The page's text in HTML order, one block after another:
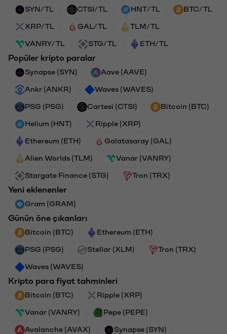
SYN/TL CTSI/TL HNT/TL BTC/TL
XRP/TL GAL/TL TLM/TL
VANRY/TL STG/TL ETH/TL
Popüler kripto paralar
Synapse (SYN) Aave (AAVE)
Ankr (ANKR) Waves (WAVES)
PSG (PSG) Cartesi (CTSI) Bitcoin (BTC)
Helium (HNT) Ripple (XRP)
Ethereum (ETH) Galatasaray (GAL)
Alien Worlds (TLM) Vanar (VANRY)
Stargate Finance (STG) Tron (TRX)
Yeni eklenenler
Gram (GRAM)
Günün öne çıkanları
Bitcoin (BTC) Ethereum (ETH)
PSG (PSG) Stellar (XLM) Tron (TRX)
Waves (WAVES)
Kripto para fiyat tahminleri
Bitcoin (BTC) Ripple (XRP)
Vanar (VANRY) Pepe (PEPE)
Avalanche (AVAX) Synapse (SYN)